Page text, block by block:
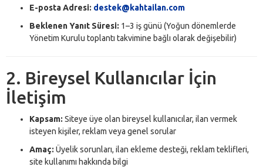
E-posta Adresi: destek@kahtailan.com
Beklenen Yanıt Süresi: 1–3 iş günü (Yoğun dönemlerde
Yönetim Kurulu toplantı takvimine bağlı olarak değişebilir)
2. Bireysel Kullanıcılar İçin
İletişim
Kapsam: Siteye üye olan bireysel kullanıcılar, ilan vermek
isteyen kişiler, reklam veya genel sorular
Amaç: Üyelik sorunları, ilan ekleme desteği, reklam teklifleri,
site kullanımı hakkında bilgi